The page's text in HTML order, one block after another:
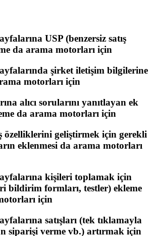
USP (benzersiz satış
da arama motorları için
şirket iletişim bilgilerine
motorları için
alıcı sorularını yanıtlayan ek
da arama motorları için
özelliklerini geliştirmek için gerekli
eklenmesi da arama motorları
kişileri toplamak için
bildirim formları, testler) ekleme
için
satışları (tek tıklamayla
siparişi verme vb.) artırmak için